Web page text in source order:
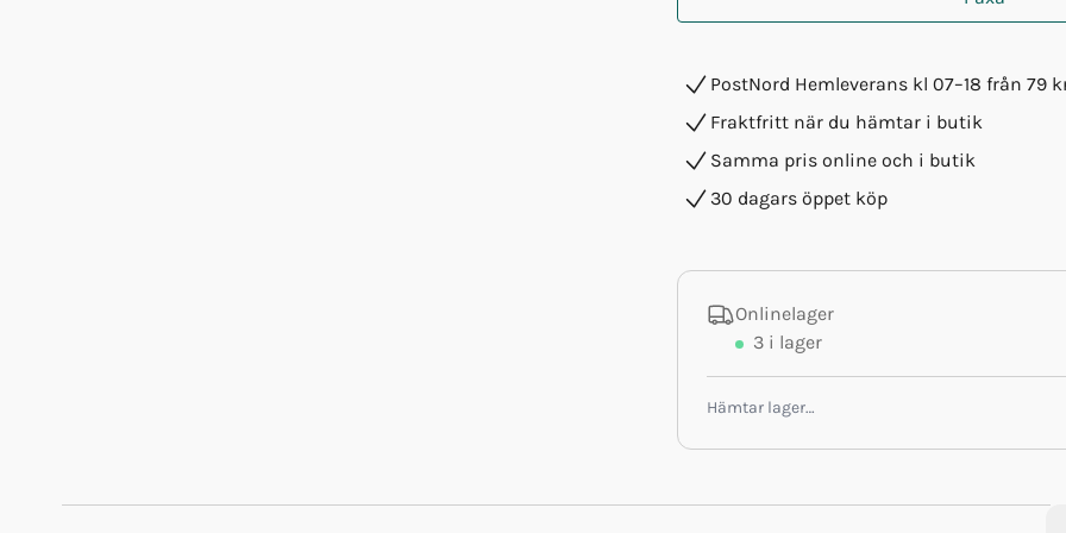
PostNord Hemleverans kl 07–18 från 79
Fraktfritt när du hämtar i butik
Samma pris online och i butik
30 dagars öppet köp
Onlinelager
3 i lager
Hämtar lager…